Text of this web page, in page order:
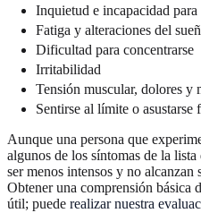
Inquietud e incapacidad para
Fatiga y alteraciones del
Dificultad para concentrarse
Irritabilidad
Tensión muscular, dolores y
Sentirse al límite o asustarse
Aunque una persona que
algunos de los síntomas de la lista
ser menos intensos y no
Obtener una comprensión básica
útil; puede realizar nuestra